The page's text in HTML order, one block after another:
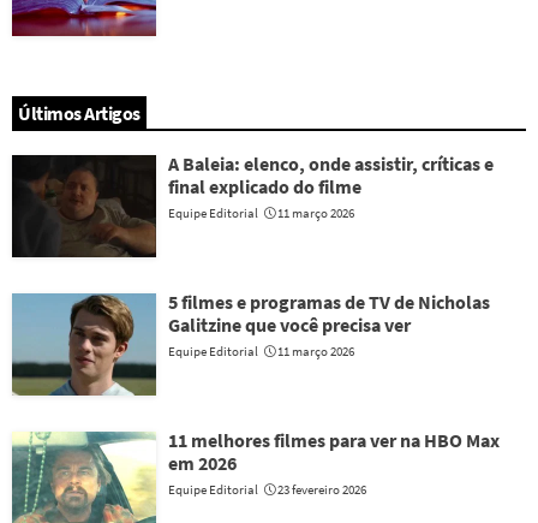
Últimos Artigos
A Baleia: elenco, onde assistir, críticas e
final explicado do filme
Equipe Editorial 11 março 2026
5 filmes e programas de TV de Nicholas
Galitzine que você precisa ver
Equipe Editorial 11 março 2026
11 melhores filmes para ver na HBO Max
em 2026
Equipe Editorial 23 fevereiro 2026